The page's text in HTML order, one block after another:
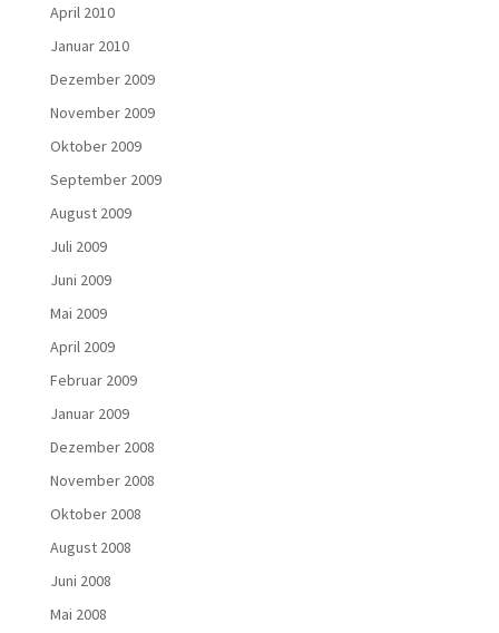
April 2010
Januar 2010
Dezember 2009
November 2009
Oktober 2009
September 2009
August 2009
Juli 2009
Juni 2009
Mai 2009
April 2009
Februar 2009
Januar 2009
Dezember 2008
November 2008
Oktober 2008
August 2008
Juni 2008
Mai 2008